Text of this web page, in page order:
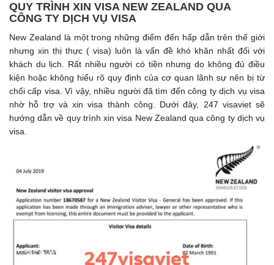
QUY TRÌNH XIN VISA NEW ZEALAND QUA
CÔNG TY DỊCH VỤ VISA
New Zealand là một trong những điểm đến hấp dẫn trên thế giới
nhưng xin thị thực ( visa) luôn là vấn đề khó khăn nhất đối với
khách du lịch. Rất nhiều người có tiền nhưng do không đủ điều
kiện hoặc không hiểu rõ quy định của cơ quan lãnh sự nên bị từ
chối cấp visa. Vì vậy, nhiều người đã tìm đến công ty dịch vụ visa
nhờ hỗ trợ và xin visa thành công. Dưới đây, 247 visaviet sẽ
hướng dẫn về quy trình xin visa New Zealand qua công ty dịch vụ
visa.